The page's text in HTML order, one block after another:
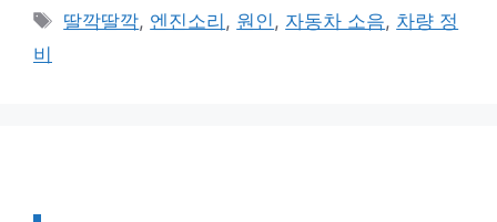
테
태
딸깍딸깍, 엔진소리 , 원인 , 자동차 소음, 차량 정
비